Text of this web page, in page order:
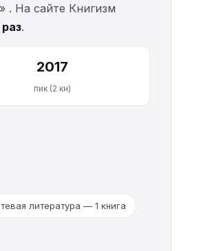
. На сайте Книгизм
.
2017
пик (2 кн)
литература — 1 книга